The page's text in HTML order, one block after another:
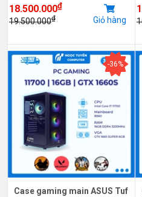
18.500.000₫
19.500.000₫ Giỏ hàng
-36%
Case gaming main ASUS Tuf